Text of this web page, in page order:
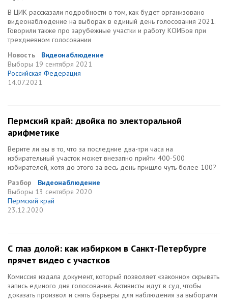
В ЦИК рассказали подробности о том, как будет организовано
видеонаблюдение на выборах в единый день голосования 2021.
Говорили также про зарубежные участки и работу КОИБов при
трехдневном голосовании
Новость
Видеонаблюдение
Выборы 19 сентября 2021
Российская Федерация
14.07.2021
Пермский край: двойка по электоральной
арифметике
Верите ли вы в то, что за последние два-три часа на
избирательный участок может внезапно прийти 400-500
избирателей, хотя до этого за весь день пришло чуть более 100?
Разбор
Видеонаблюдение
Выборы 13 сентября 2020
Пермский край
23.12.2020
С глаз долой: как избирком в Санкт-Петербурге
прячет видео с участков
Комиссия издала документ, который позволяет «законно» скрывать
запись единого дня голосования. Активисты идут в суд, чтобы
доказать произвол и снять барьеры для наблюдения за выборами